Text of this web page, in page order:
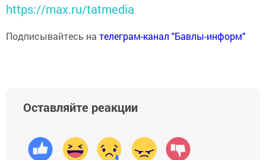
https://max.ru/tatmedia
Подписывайтесь на телеграм-канал "Бавлы-информ"
Оставляйте реакции